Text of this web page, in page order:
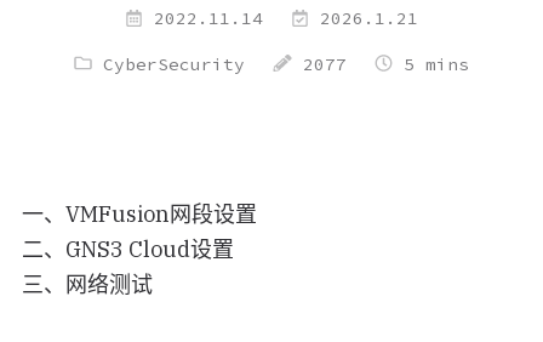
2022.11.14 2026.1.21
CyberSecurity 2077 5 mins
一、VMFusion网段设置
二、GNS3 Cloud设置
三、网络测试